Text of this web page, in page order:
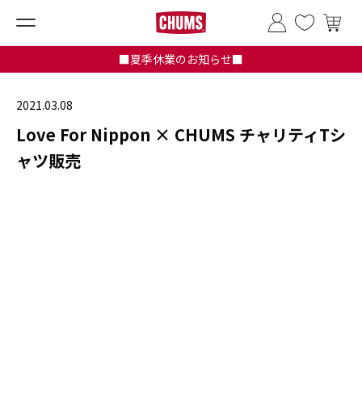
■夏季休業のお知らせ■
2021.03.08
Love For Nippon × CHUMS チャリティTシ
ャツ販売